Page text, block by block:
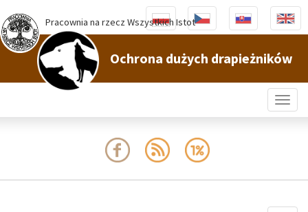
Pracownia na rzecz Wszystkich Istot
Ochrona dużych drapieżników